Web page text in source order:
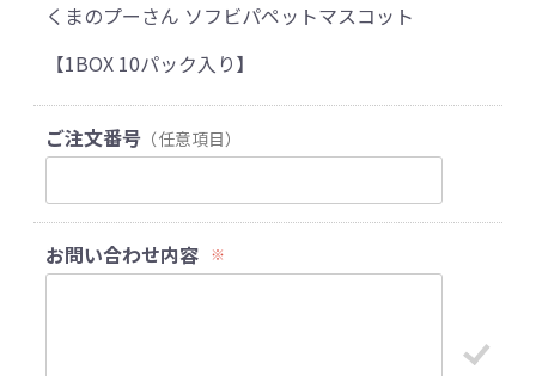
くまのプーさん ソフビパペットマスコット
【1BOX 10パック入り】
ご注文番号 （任意項目）
お問い合わせ内容 ※